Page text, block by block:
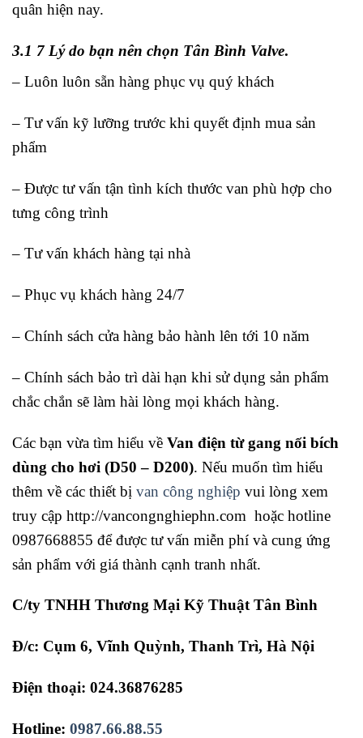
quân hiện nay.
3.1 7 Lý do bạn nên chọn Tân Bình Valve.
– Luôn luôn sẵn hàng phục vụ quý khách
– Tư vấn kỹ lưỡng trước khi quyết định mua sản
phẩm
– Được tư vấn tận tình kích thước van phù hợp cho
tưng công trình
– Tư vấn khách hàng tại nhà
– Phục vụ khách hàng 24/7
– Chính sách cửa hàng bảo hành lên tới 10 năm
– Chính sách bảo trì dài hạn khi sử dụng sản phẩm
chắc chắn sẽ làm hài lòng mọi khách hàng.
Các bạn vừa tìm hiểu về Van điện từ gang nối bích
dùng cho hơi (D50 – D200). Nếu muốn tìm hiểu
thêm về các thiết bị van công nghiệp vui lòng xem
truy cập http://vancongnghiephn.com hoặc hotline
0987668855 để được tư vấn miễn phí và cung ứng
sản phẩm với giá thành cạnh tranh nhất.
C/ty TNHH Thương Mại Kỹ Thuật Tân Bình
Đ/c: Cụm 6, Vĩnh Quỳnh, Thanh Trì, Hà Nội
Điện thoại: 024.36876285
Hotline: 0987.66.88.55